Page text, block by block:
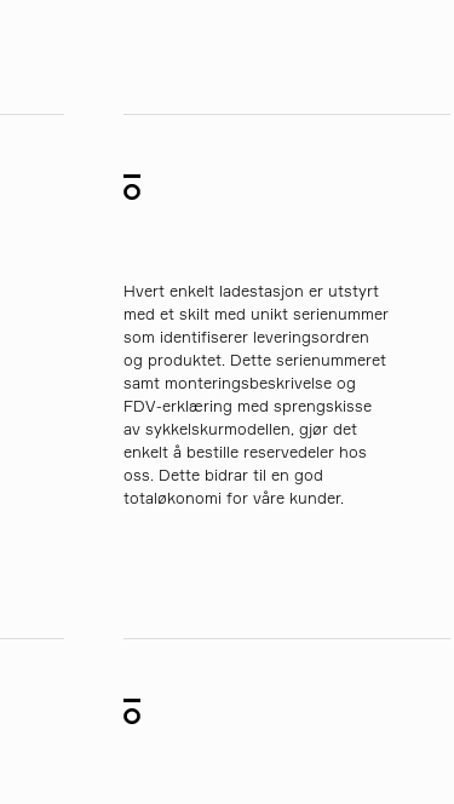
Hvert enkelt ladestasjon er utstyrt
med et skilt med unikt serienummer
som identifiserer leveringsordren
og produktet. Dette serienummeret
samt monteringsbeskrivelse og
FDV-erklæring med sprengskisse
av sykkelskurmodellen, gjør det
enkelt å bestille reservedeler hos
oss. Dette bidrar til en god
totaløkonomi for våre kunder.